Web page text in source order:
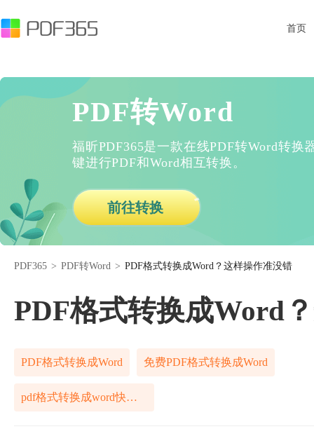
首页
PDF转Word
福昕PDF365是一款在线PDF转Word转换
键进行PDF和Word相互转换。
前往转换
PDF365 > PDF转Word > PDF格式转换成Word？这样操作准没错
PDF格式转换成Word
PDF格式转换成Word 免费PDF格式转换成Word
pdf格式转换成word快捷方法